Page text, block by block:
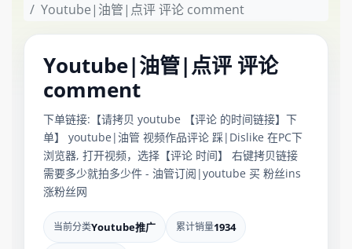
Youtube|油管|点评 评论 comment
Youtube|油管|点评 评论
comment
下单链接:【请拷贝 youtube 【评论 的时间链接】下
单】 youtube|油管 视频作品评论 踩|Dislike 在PC下
浏览器, 打开视频，选择【评论 时间】 右键拷贝链接
需要多少就拍多少件 - 油管订阅|youtube 买 粉丝ins
涨粉丝网
当前分类Youtube推广 累计销量1934